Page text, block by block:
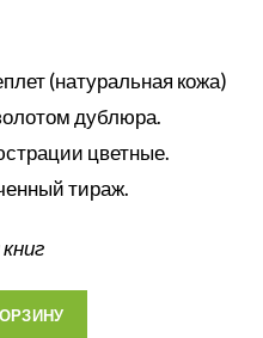
(натуральная кожа)
дублюра.
цветные.
тираж.